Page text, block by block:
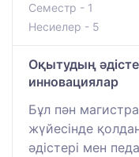
Семестр - 1
Несиелер - 5
Оқытудың
инновациялар
Бұл пән
жүйесінде
әдістері мен